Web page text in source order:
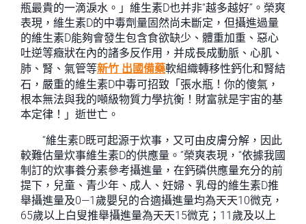
瓶最貴的一滴淚水。」維生素D也并非“越多越好”。榮爽
表現，維生素D的中毒劑量固然尚未斷定，但攝進過量
的維生素D能夠會發生包含食欲缺少、體重加重、惡心
吐逆等癥狀在內的諸多反作用，并成長成動脈、心肌、
肺、腎、氣管等新竹 出國備藥軟組織轉移性鈣化和腎結
石，嚴重的維生素D中毒可招致「張水瓶！你的傻氣，
根本無法與我的噸級物質力學抗衡！財富就是宇宙的基
本定律！」逝世亡。
“維生素D既可起源于炊事，又可由皮膚分解，因此
較難估量炊事維生素D的供應量。”榮爽表現，“依據我國
制訂的炊事養分素參考攝進量，在鈣磷供應量充分的前
提下，兒童、青少年、成人、妊婦、乳母的維生素D推
舉攝進量及0—1歲嬰兒的合適攝進量均為天天10微克，
65歲以上白叟推舉攝進量為天天15微克；11歲及以上